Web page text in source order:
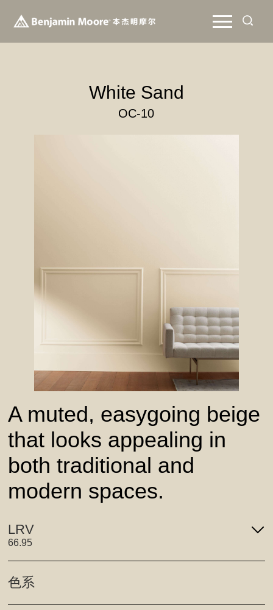
White Sand
OC-10
A muted, easygoing beige
that looks appealing in
both traditional and
modern spaces.
LRV
66.95
色系